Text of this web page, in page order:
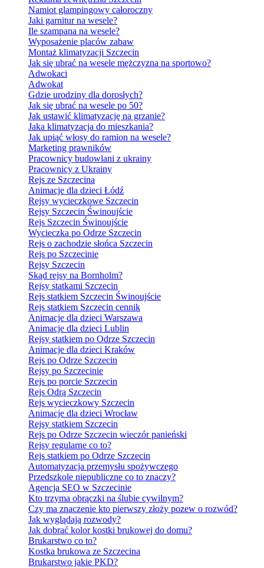
Namiot glampingowy całoroczny
Jaki garnitur na wesele?
Ile szampana na wesele?
Wyposażenie placów zabaw
Montaż klimatyzacji Szczecin
Jak się ubrać na wesele mężczyzna na sportowo?
Adwokaci
Adwokat
Gdzie urodziny dla dorosłych?
Jak się ubrać na wesele po 50?
Jak ustawić klimatyzację na grzanie?
Jaka klimatyzacja do mieszkania?
Jak upiąć włosy do ramion na wesele?
Marketing prawników
Pracownicy budowlani z ukrainy
Pracownicy z Ukrainy
Rejs ze Szczecina
Animacje dla dzieci Łódź
Rejsy wycieczkowe Szczecin
Rejsy Szczecin Świnoujście
Rejs Szczecin Świnoujście
Wycieczka po Odrze Szczecin
Rejs o zachodzie słońca Szczecin
Rejs po Szczecinie
Rejsy Szczecin
Skąd rejsy na Bornholm?
Rejsy statkami Szczecin
Rejs statkiem Szczecin Świnoujście
Rejs statkiem Szczecin cennik
Animacje dla dzieci Warszawa
Animacje dla dzieci Lublin
Rejsy statkiem po Odrze Szczecin
Animacje dla dzieci Kraków
Rejs po Odrze Szczecin
Rejsy po Szczecinie
Rejs po porcie Szczecin
Rejs Odrą Szczecin
Rejs wycieczkowy Szczecin
Animacje dla dzieci Wrocław
Rejsy statkiem Szczecin
Rejs po Odrze Szczecin wieczór panieński
Rejsy regularne co to?
Rejs statkiem po Odrze Szczecin
Automatyzacja przemysłu spożywczego
Przedszkole niepubliczne co to znaczy?
Agencja SEO w Szczecinie
Kto trzyma obrączki na ślubie cywilnym?
Czy ma znaczenie kto pierwszy złoży pozew o rozwód?
Jak wyglądają rozwody?
Jak dobrać kolor kostki brukowej do domu?
Brukarstwo co to?
Kostka brukowa ze Szczecina
Brukarstwo jakie PKD?